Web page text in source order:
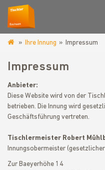
meissen.de
Ihre Innung Impressum
Impressum
Anbieter:
Diese Website wird von der
betrieben. Die Innung wird
Geschäftsführung vertreten.
Tischlermeister Robert
Innungsobermeister
Zur Baeyerhöhe 14